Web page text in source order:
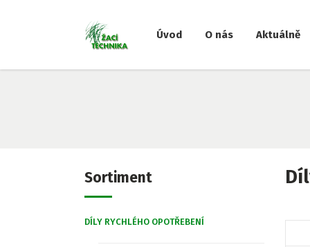
Úvod O nás Aktuálně
Sortiment
DÍLY RYCHLÉHO OPOTŘEBENÍ